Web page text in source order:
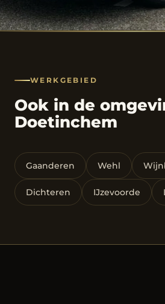
WERKGEBIED
Ook in de
Doetinchem
Gaanderen Wehl
Dichteren IJzevoorde